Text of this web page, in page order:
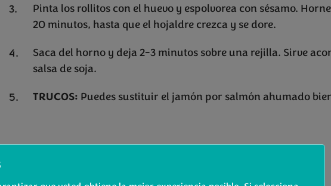
Pinta los rollitos con el huevo y espolvorea con sésamo.
20 minutos, hasta que el hojaldre crezca y se dore.
Saca del horno y deja 2-3 minutos sobre una rejilla. Sirve
salsa de soja.
TRUCOS: Puedes sustituir el jamón por salmón ahumado